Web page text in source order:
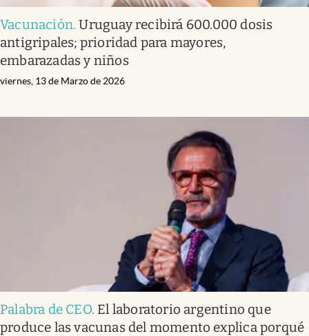
Vacunación.Uruguay recibirá 600.000 dosis
antigripales; prioridad para mayores,
embarazadas y niños
viernes, 13 de Marzo de 2026
Palabra de CEO. El laboratorio argentino que
produce las vacunas del momento explica porqué